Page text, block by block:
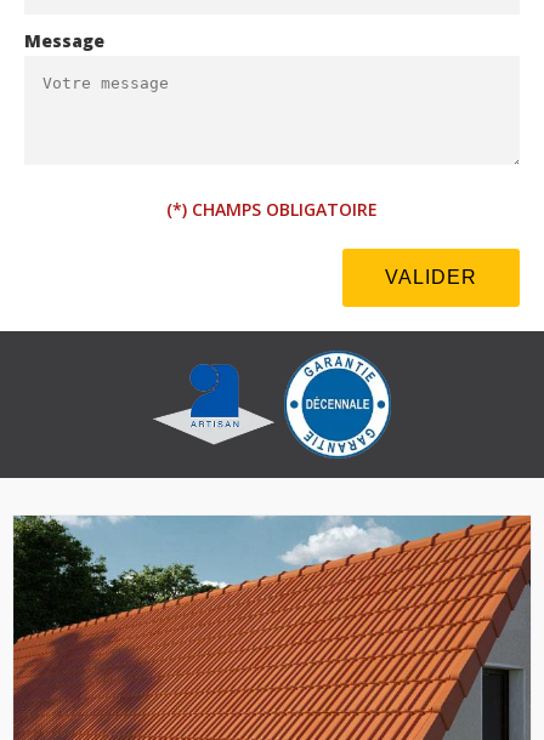
Message
(*) CHAMPS OBLIGATOIRE